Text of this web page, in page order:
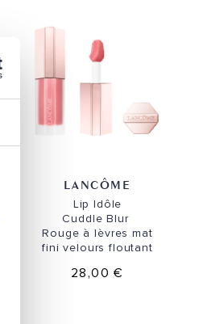
LANCÔME
Lip Idôle
Cuddle Blur
Rouge à lèvres mat
fini velours floutant
28,00 €